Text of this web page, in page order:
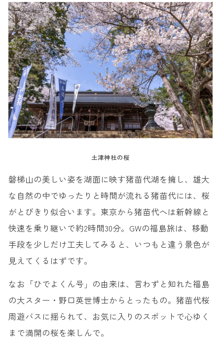
土津神社の桜
磐梯山の美しい姿を湖面に映す猪苗代湖を擁し、雄大
な自然の中でゆったりと時間が流れる猪苗代には、桜
がとびきり似合います。東京から猪苗代へは新幹線と
快速を乗り継いで約2時間30分。GWの福島旅は、移動
手段を少しだけ工夫してみると、いつもと違う景色が
見えてくるはずです。
なお「ひでよくん号」の由来は、言わずと知れた福島
の大スター・野口英世博士からとったもの。猪苗代桜
周遊バスに揺られて、お気に入りのスポットで心ゆく
まで満開の桜を楽しんで。